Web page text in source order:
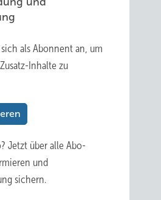
als Abonnent an, um
Inhalte zu
Jetzt über alle Abo-
und
sichern.